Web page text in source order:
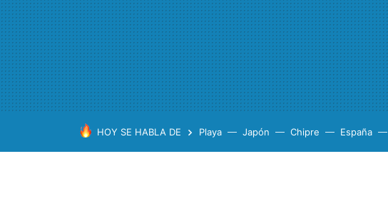
HOY SE HABLA DE Playa Japón Chipre España